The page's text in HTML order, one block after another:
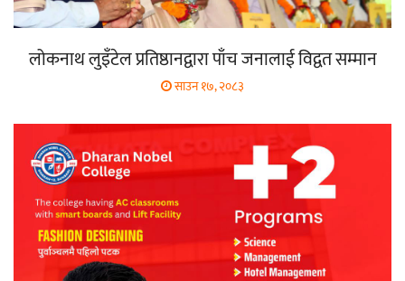
लोकनाथ लुइँटेल प्रतिष्ठानद्वारा पाँच जनालाई विद्वत सम्मान
साउन १७, २०८३